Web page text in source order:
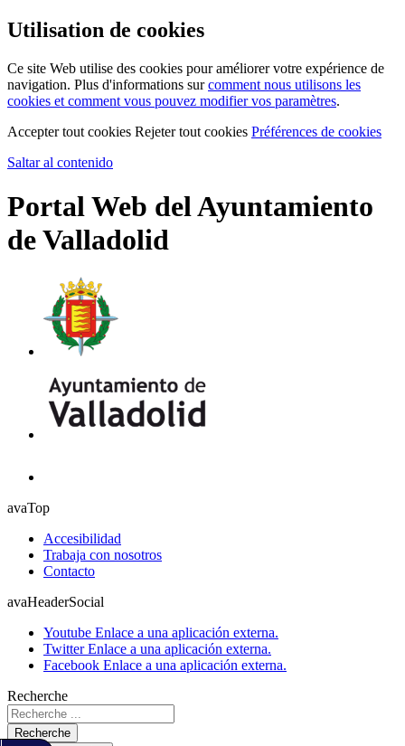
Utilisation de cookies
Ce site Web utilise des cookies pour améliorer votre expérience de
navigation. Plus d'informations surcomment nous utilisons les
cookies et comment vous pouvez modifier vos paramètres.
Accepter tout cookies Rejeter tout cookies Préférences de cookies
Saltar al contenido
Portal Web del Ayuntamiento
de Valladolid
avaTop
Accesibilidad
Trabaja con nosotros
Contacto
avaHeaderSocial
Youtube Enlace a una aplicación externa.
TwitterEnlace a una aplicación externa.
Facebook Enlace a una aplicación externa.
Recherche
Recherche